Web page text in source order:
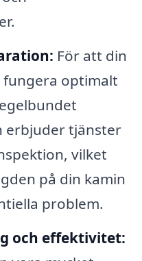
För att din
optimalt
erbjuder tjänster
vilket
på din kamin
problem.
och effektivitet: